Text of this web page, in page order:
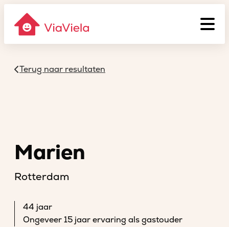
Terug naar resultaten
Marien
Rotterdam
44 jaar
Ongeveer 15 jaar ervaring als gastouder